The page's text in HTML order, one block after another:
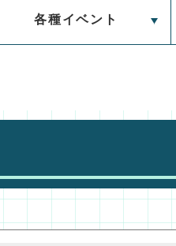
各種イベント